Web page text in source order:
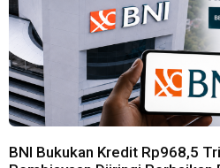
BNI Bukukan Kredit Rp968,5